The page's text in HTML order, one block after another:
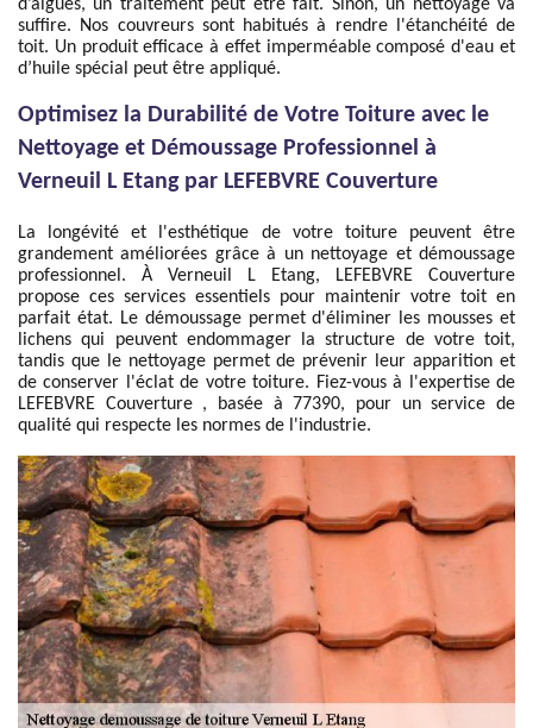
d’algues, un traitement peut être fait. Sinon, un nettoyage va
suffire. Nos couvreurs sont habitués à rendre l'étanchéité de
toit. Un produit efficace à effet imperméable composé d'eau et
d’huile spécial peut être appliqué.
Optimisez la Durabilité de Votre Toiture avec le
Nettoyage et Démoussage Professionnel à
Verneuil L Etang par LEFEBVRE Couverture
La longévité et l'esthétique de votre toiture peuvent être
grandement améliorées grâce à un nettoyage et démoussage
professionnel. À Verneuil L Etang, LEFEBVRE Couverture
propose ces services essentiels pour maintenir votre toit en
parfait état. Le démoussage permet d'éliminer les mousses et
lichens qui peuvent endommager la structure de votre toit,
tandis que le nettoyage permet de prévenir leur apparition et
de conserver l'éclat de votre toiture. Fiez-vous à l'expertise de
LEFEBVRE Couverture , basée à 77390, pour un service de
qualité qui respecte les normes de l'industrie.